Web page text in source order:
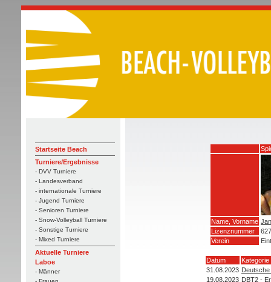
Startseite Beach
Turniere/Ergebnisse
- DVV Turniere
- Landesverband
- internationale Turniere
- Jugend Turniere
- Senioren Turniere
- Snow-Volleyball Turniere
- Sonstige Turniere
- Mixed Turniere
Aktuelle Turniere
Laboe
- Männer
Name, Vorname
Lizenznummer
Verein
Datum
Kategorie
31.08.2023
19.08.2023 DBT2 -